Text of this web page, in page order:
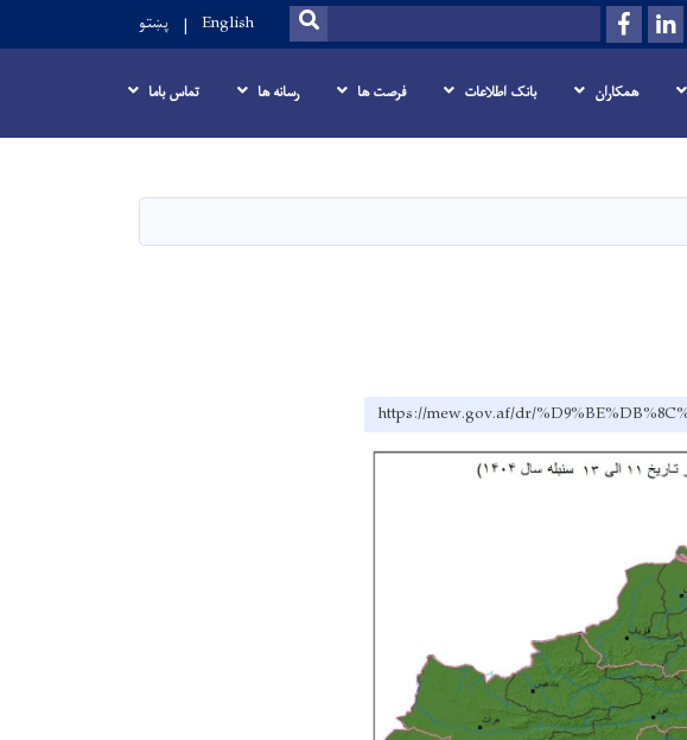
Youtube
LinkedIn
Facebook
Search
SEARCH
English پښتو
همکاران بانک اطلاعات فرصت ها رسانه ها تماس باما
https://mew.gov.af/dr/